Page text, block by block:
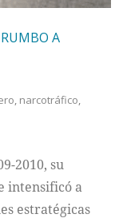
A
, narcotráfico,
2010, su
intensificó a
estratégicas